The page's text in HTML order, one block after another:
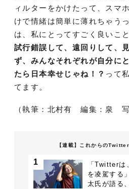
ィルターをかけたって、スマ
けで情緒は簡単に薄れちゃう
は、私にとってすごく良いこ
試行錯誤して、遠回りして、
ず、みんなそれぞれが自分に
たら日本幸せじゃね！？ って
てます。
（執筆：北村有 編集：泉 写
【連載】これからの
1
「Twitterは
を凌駕する
太氏が語る